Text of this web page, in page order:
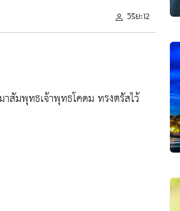
วิริยะ12
สัมพุทธเจ้าพุทธโคดม ทรงตรัสไว้